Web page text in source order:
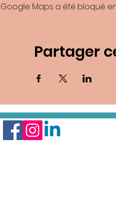
Google Maps a été bloqué
Partager